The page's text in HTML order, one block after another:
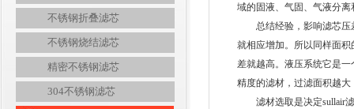
不锈钢折叠滤芯
不锈钢烧结滤芯
精密不锈钢滤芯
304不锈钢滤芯
域的固液、气固、气液分离
总结经验，影响滤芯压差
就相应增加。所以同样面
差就越高。液压系统它是
精度的滤材，过滤面积越
滤材选取是决定sullair滤